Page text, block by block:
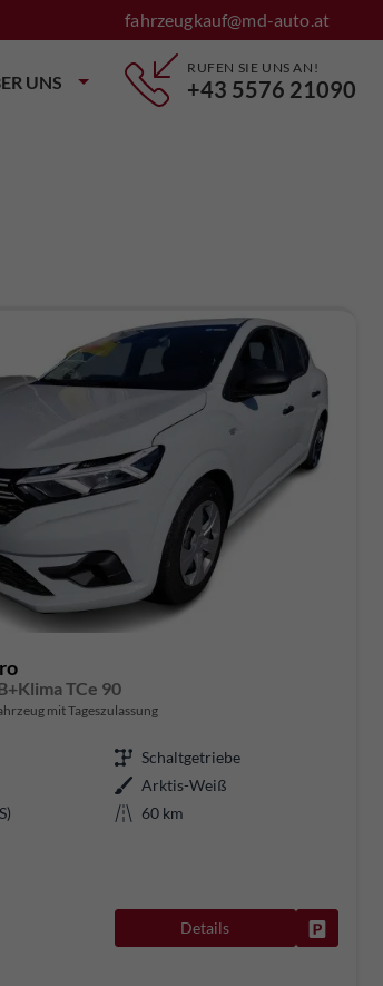
fahrzeugkauf@md-auto.at
UNS
RUFEN SIE UNS AN!
+43 5576 21090
TCe 90
mit Tageszulassung
Schaltgetriebe
Arktis-Weiß
60 km
Details